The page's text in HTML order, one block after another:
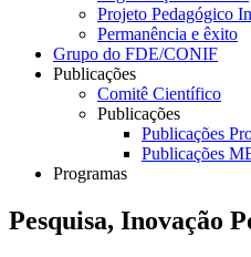
Projeto Pedagógico
Permanência e êxito
Grupo do FDE/CONIF
Publicações
Comitê Científico
Publicações
Publicações
Publicações
Programas
Pesquisa, Inovação